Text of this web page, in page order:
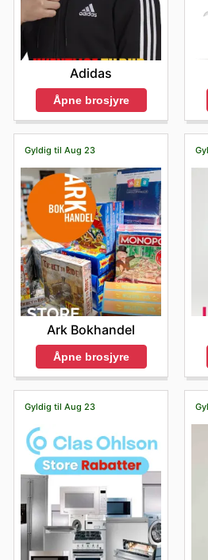
Adidas
Åpne brosjyre
Gyldig til Aug 23
Ark Bokhandel
Åpne brosjyre
Gyldig til Aug 23